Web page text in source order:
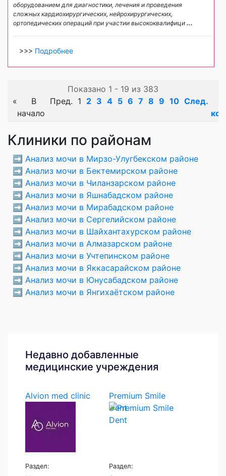
оборудованием для диагностики, лечения и проведения
сложных кардиохирургических, нейрохирургических,
ортопедических операций при участии высококвалифици ...
>>> Подробнее
Показано 1 - 19 из 383
«
В
начало
Пред. 1 2 3 4 5 6 7 8 9 10 След.
Клиники по районам
➡️ Анализ мочи в Мирзо-Улугбекском районе
➡️ Анализ мочи в Бектемирском районе
➡️ Анализ мочи в Чиланзарском районе
➡️ Анализ мочи в Яшнабадском районе
➡️ Анализ мочи в Мирабадском районе
➡️ Анализ мочи в Сергелийском районе
➡️ Анализ мочи в Шайхантахурском районе
➡️ Анализ мочи в Алмазарском районе
➡️ Анализ мочи в Учтепинском районе
➡️ Анализ мочи в Яккасарайском районе
➡️ Анализ мочи в Юнусабадском районе
➡️ Анализ мочи в Янгихаётском районе
Недавно добавленные
медицинские учреждения
Alvion med clinic
Раздел:
Premium Smile
Dent
Раздел: